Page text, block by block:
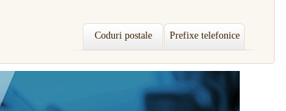
Coduri postale Prefixe telefonice